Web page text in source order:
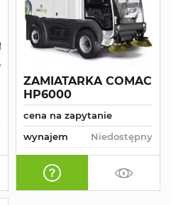
ZAMIATARKA COMAC
HP6000
cena na zapytanie
wynajem
Niedostępny